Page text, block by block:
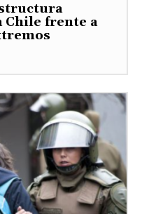
Chile frente a